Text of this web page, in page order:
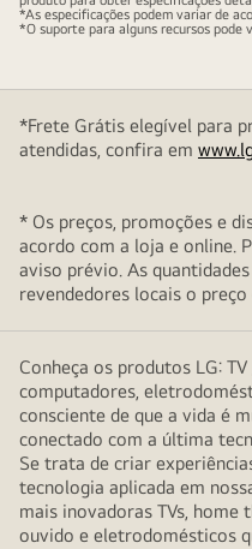
*As especificações podem variar de
*O suporte para alguns recursos pode
*Frete Grátis elegível para
atendidas, confira em
* Os preços, promoções e
acordo com a loja e online.
aviso prévio. As
revendedores locais o
Conheça os produtos LG:
computadores,
consciente de que a vida é
conectado com a última
Se trata de criar
tecnologia aplicada em
mais inovadoras TVs, home
ouvido e eletrodomésticos